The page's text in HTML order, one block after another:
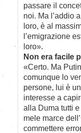
passare il
noi. Ma l’addio
loro, è al
l’emigrazione
loro».
Non era facile
«Certo. Ma
comunque lo
persone, lui è
interesse a
alla Duma tutti
mele marce
commettere